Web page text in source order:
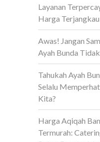
Layanan
Harga Terjangkau
Awas! Jangan
Ayah Bunda Tidak
Tahukah Ayah
Selalu
Kita?
Harga Aqiqah
Termurah: